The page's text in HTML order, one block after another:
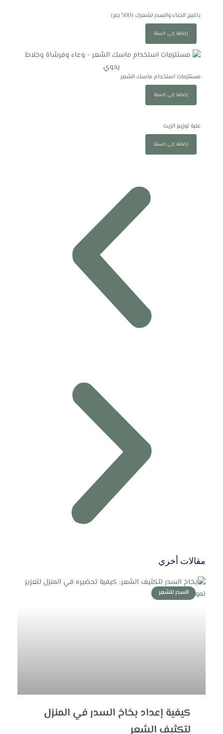
باكيج الحناء والسدر لشعرك (500 جم)
إضافة إلى السلة
مستلزمات استخدام ماسك الشعر
إضافة إلى السلة
علبة توزيع الزيت
إضافة إلى السلة
مقالات أخري
السدر للشعر
كيفية إعداد بخاخ السدر في المنزل
لتكثيف الشعر